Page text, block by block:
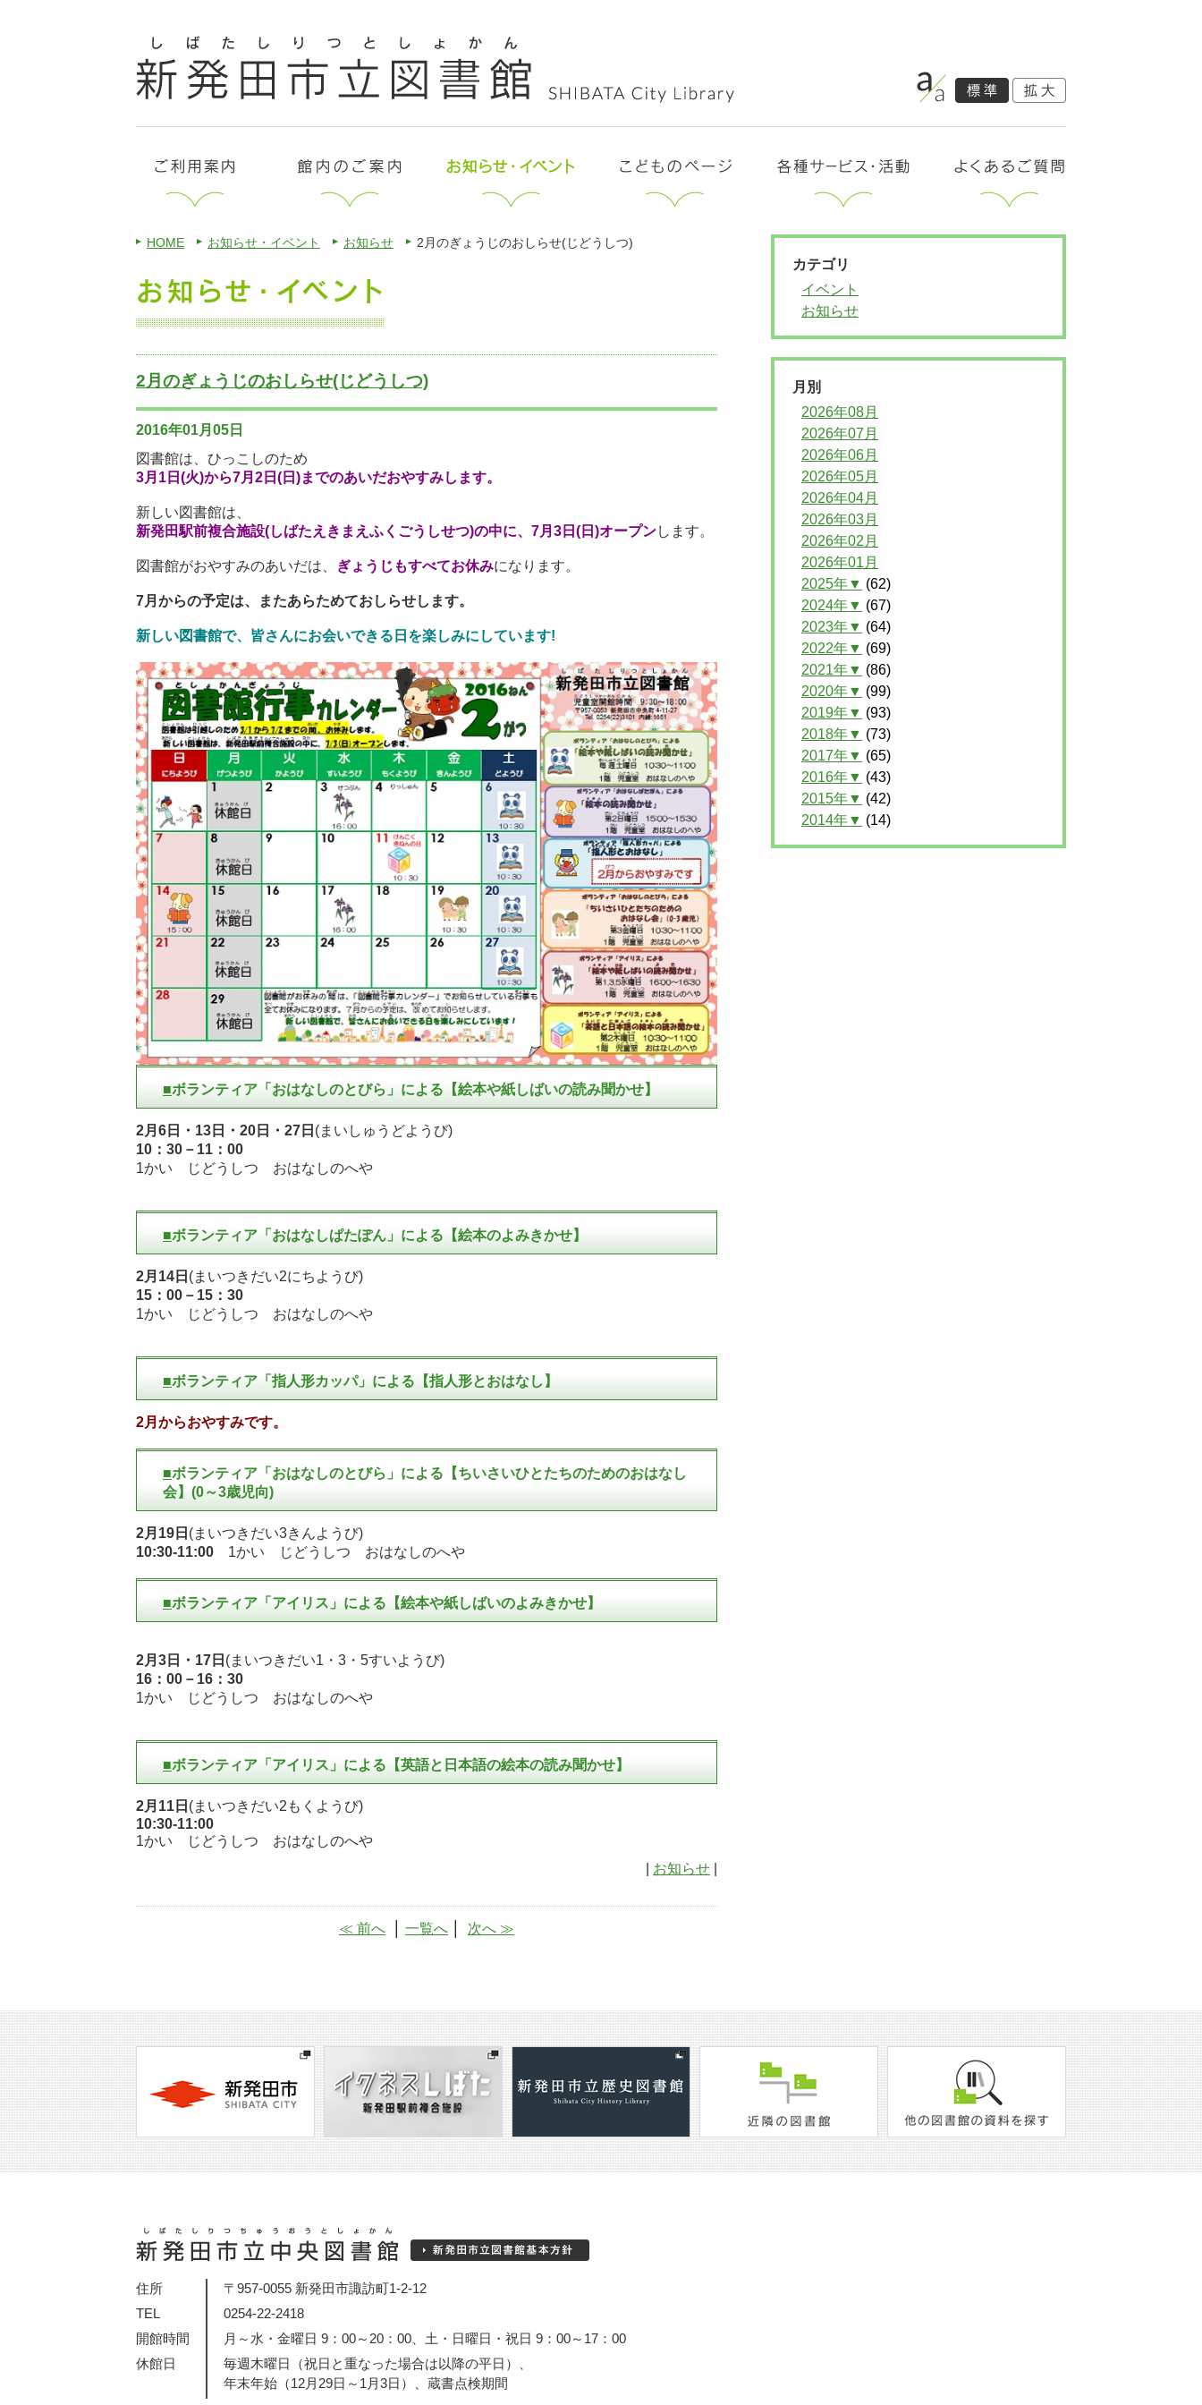
HOME お知らせ・イベント お知らせ 2月のぎょうじのおしらせ(じどうしつ)
2月のぎょうじのおしらせ(じどうしつ)
2016年01月05日
図書館は、ひっこしのため
3月1日(火)から7月2日(日)までのあいだおやすみします。
新しい図書館は、
新発田駅前複合施設(しばたえきまえふくごうしせつ)の中に、7月3日(日)オープンします。
図書館がおやすみのあいだは ぎょうじもすべてお休みになります。
7月からの予定は、またあらためておしらせします。
新しい図書館で、皆さんにお会いできる日を楽しみにしています!
■ボランティア「おはなしのとびら」による【絵本や紙しばいの読み聞かせ】
2月6日・13日・20日・27日 (まいしゅうどようび)
10：30－11：00
1かい じどうしつ おはなしのへや
■ボランティア「おはなしぱたぽん」による【絵本のよみきかせ】
2月14日 (まいつきだい2にちようび)
15：00－15：30
1かい じどうしつ おはなしのへや
■ボランティア「指人形カッパ」による【指人形とおはなし】
2月からおやすみです。
■ボランティア「おはなしのとびら」による【ちいさいひとたちのためのおはなし
会】(0～3歳児向)
2月19日 (まいつきだい3きんようび)
10:30-11:00 1かい じどうしつ おはなしのへや
■ボランティア「アイリス」による【絵本や紙しばいのよみきかせ】
2月3日・17日 (まいつきだい1・3・5すいようび)
16：00－16：30
1かい じどうしつ おはなしのへや
■ボランティア「アイリス」による【英語と日本語の絵本の読み聞かせ】
2月11日 (まいつきだい2もくようび)
10:30-11:00
1かい じどうしつ おはなしのへや
お知らせ
≪ 前へ 一覧へ 次へ ≫
カテゴリ
イベント
お知らせ
月別
2026年08月
2026年07月
2026年06月
2026年05月
2026年04月
2026年03月
2026年02月
2026年01月
2025年▼ (62)
2024年▼ (67)
2023年▼ (64)
2022年▼ (69)
2021年▼ (86)
2020年▼ (99)
2019年▼ (93)
2018年▼ (73)
2017年▼ (65)
2016年▼ (43)
2015年▼ (42)
2014年▼ (14)
住所
〒957-0055 新発田市諏訪町1-2-12
TEL
0254-22-2418
開館時間
月～水・金曜日 9：00～20：00、土・日曜日・祝日 9：00～17：00
休館日
毎週木曜日（祝日と重なった場合は以降の平日）、
年末年始（12月29日～1月3日）、蔵書点検期間